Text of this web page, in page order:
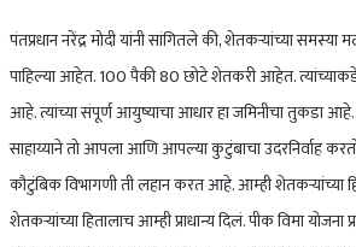
पंतप्रधान नरेंद्र मोदी यांनी सांगितले की, शेतकऱ्यांच्या
पाहिल्या आहेत. 100 पैकी 80 छोटे शेतकरी आहेत.
आहे. त्यांच्या संपूर्ण आयुष्याचा आधार हा जमिनीचा तुकडा आहे.
साहाय्याने तो आपला आणि आपल्या कुटुंबाचा उदरनिर्वाह
कौटुंबिक विभागणी ती लहान करत आहे. आम्ही
शेतकऱ्यांच्या हितालाच आम्ही प्राधान्य दिलं. पीक विमा